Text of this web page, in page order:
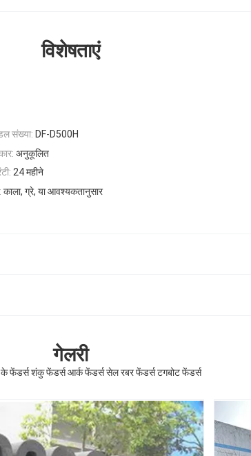
विशेषताएं
संख्या: DF-D500H
अनुकूलित
24 महीने
काला, ग्रे, या आवश्यकतानुसार
गेलरी
के फेंडर्स शंकु फेंडर्स आर्क फेंडर्स सेल रबर फेंडर्स टगबोट फेंडर्स